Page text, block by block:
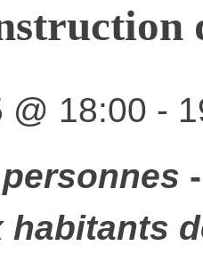
@ 18:00 -
habitants